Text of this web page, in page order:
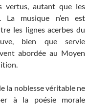
vertus, autant que les
musique n’en est
les lignes acerbes du
bien que servie
abordée au Moyen
la noblesse véritable ne
à la poésie morale